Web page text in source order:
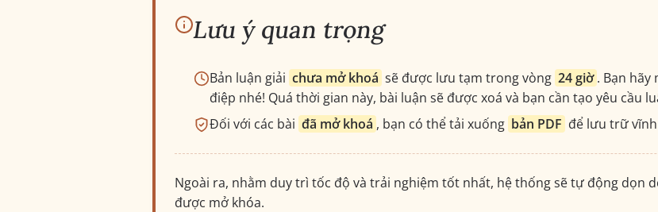
Lưu ý quan trọng
Bản luận giải chưa mở khoá sẽ được lưu tạm trong vòng 24 giờ . Bạn hãy
điệp nhé! Quá thời gian này, bài luận sẽ được xoá và bạn cần tạo yêu cầu
Đối với các bài đã mở khoá , bạn có thể tải xuống bản PDF để lưu trữ
Ngoài ra, nhằm duy trì tốc độ và trải nghiệm tốt nhất, hệ thống sẽ tự động dọn
được mở khóa.